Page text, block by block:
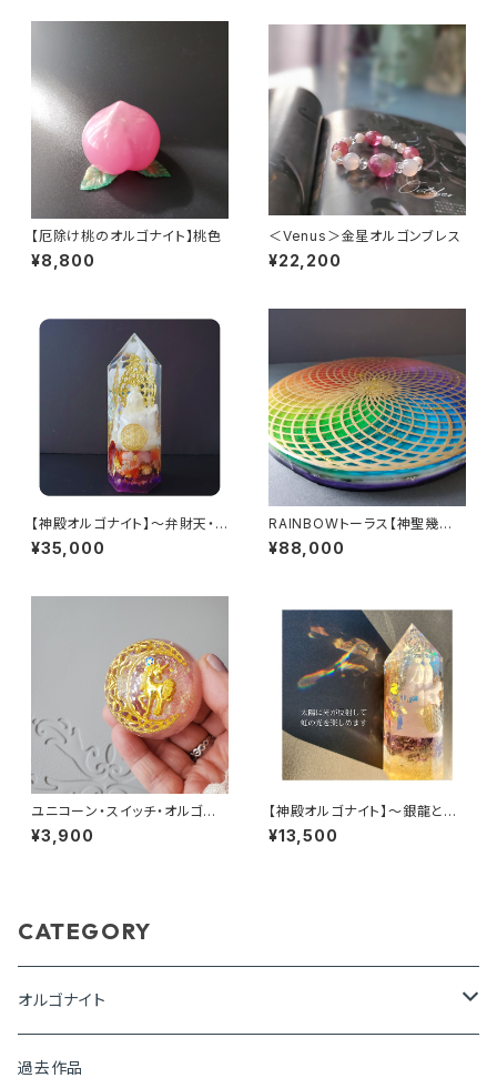
【厄除け桃のオルゴナイト】桃色
¥8,800
＜Venus＞金星オルゴンブレス
¥22,200
【神殿オルゴナイト】～弁財天・
豊かさ～
¥35,000
RAINBOWトーラス【神聖幾何
学パワープレート】
¥88,000
ユニコーン・スイッチ・オルゴナ
イト～愛と調和の世界へ～
¥3,900
【神殿オルゴナイト】～銀龍とフ
ラワーオブライフ～
¥13,500
CATEGORY
オルゴナイト
ピラミッド
過去作品